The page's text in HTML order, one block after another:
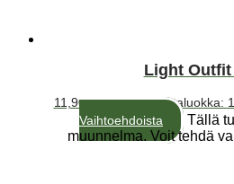
Light
11,90€ – 44,90€Hintaluokka:
Vaihtoehdoista
Tällä
muunnelma. Voit tehdä